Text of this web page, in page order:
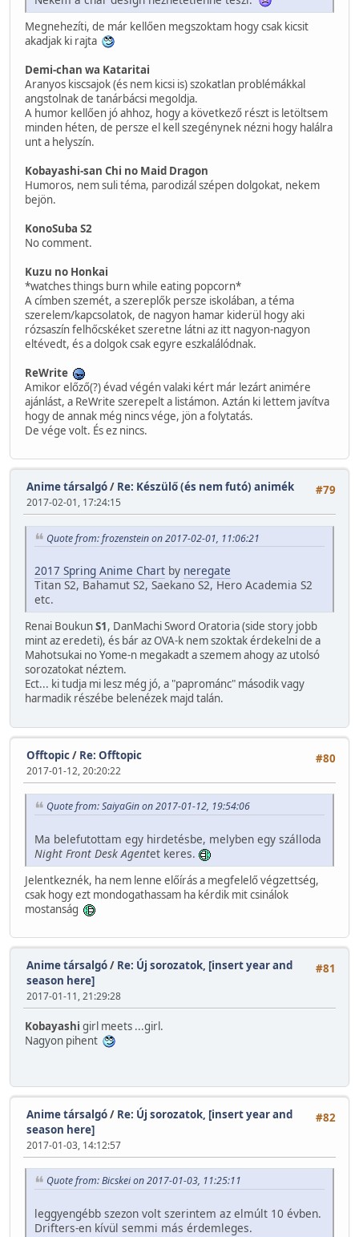
Megnehezíti, de már kellően megszoktam hogy csak kicsit
akadjak ki rajta
Demi-chan wa Kataritai
Aranyos kiscsajok (és nem kicsi is) szokatlan problémákkal
angstolnak de tanárbácsi megoldja.
A humor kellően jó ahhoz, hogy a következő részt is letöltsem
minden héten, de persze el kell szegénynek nézni hogy halálra
unt a helyszín.
Kobayashi-san Chi no Maid Dragon
Humoros, nem suli téma, parodizál szépen dolgokat, nekem
bejön.
KonoSuba S2
No comment.
Kuzu no Honkai
*watches things burn while eating popcorn*
A címben szemét, a szereplők persze iskolában, a téma
szerelem/kapcsolatok, de nagyon hamar kiderül hogy aki
rózsaszín felhőcskéket szeretne látni az itt nagyon-nagyon
eltévedt, és a dolgok csak egyre eszkalálódnak.
ReWrite
Amikor előző(?) évad végén valaki kért már lezárt animére
ajánlást, a ReWrite szerepelt a listámon. Aztán ki lettem javítva
hogy de annak még nincs vége, jön a folytatás.
De vége volt. És ez nincs.
#79
Anime társalgó/ Re: Készülő (és nem futó) animék
2017-02-01, 17:24:15
Quote from: frozenstein on 2017-02-01, 11:06:21
2017 Spring Anime Chart by neregate
Titan S2, Bahamut S2, Saekano S2, Hero Academia S2
etc.
Renai BoukunS1, DanMachi Sword Oratoria (side story jobb
mint az eredeti), és bár az OVA-k nem szoktak érdekelni de a
Mahotsukai no Yome-n megakadt a szemem ahogy az utolsó
sorozatokat néztem.
Ect... ki tudja mi lesz még jó, a "paprománc" második vagy
harmadik részébe belenézek majd talán.
#80
Offtopic/ Re: Offtopic
2017-01-12, 20:20:22
Quote from: SaiyaGin on 2017-01-12, 19:54:06
Ma belefutottam egy hirdetésbe, melyben egy szálloda
Night Front Desk Agentet keres.
Jelentkeznék, ha nem lenne előírás a megfelelő végzettség,
csak hogy ezt mondogathassam ha kérdik mit csinálok
mostanság
#81
Anime társalgó/ Re: Új sorozatok, [insert year and
season here]
2017-01-11, 21:29:28
Kobayashi girl meets ...girl.
Nagyon pihent
#82
Anime társalgó/ Re: Új sorozatok, [insert year and
season here]
2017-01-03, 14:12:57
Quote from: Bicskei on 2017-01-03, 11:25:11
leggyengébb szezon volt szerintem az elmúlt 10 évben.
Drifters-en kívül semmi más érdemleges.